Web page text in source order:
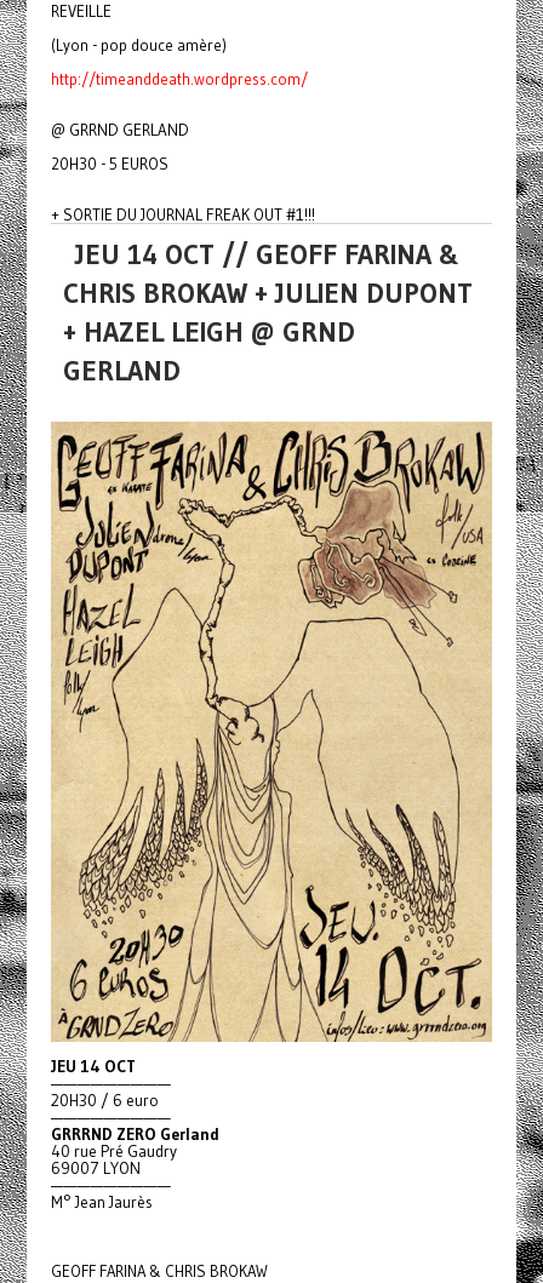
REVEILLE
(Lyon - pop douce amère)
http://timeanddeath.wordpress.com/
@ GRRND GERLAND
20H30 - 5 EUROS
+ SORTIE DU JOURNAL FREAK OUT #1!!!
JEU 14 OCT // GEOFF FARINA &
CHRIS BROKAW + JULIEN DUPONT
+ HAZEL LEIGH @ GRND
GERLAND
JEU 14 OCT
—————————
20H30 / 6 euro
—————————
GRRRND ZERO Gerland
40 rue Pré Gaudry
69007 LYON
—————————
M° Jean Jaurès
GEOFF FARINA & CHRIS BROKAW